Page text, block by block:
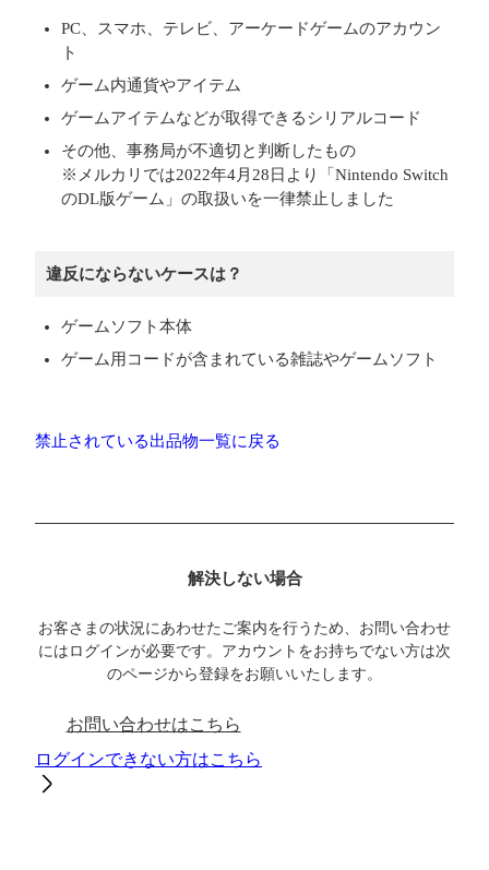
PC、スマホ、テレビ、アーケードゲームのアカウン
ト
ゲーム内通貨やアイテム
ゲームアイテムなどが取得できるシリアルコード
その他、事務局が不適切と判断したもの
※メルカリでは2022年4月28日より「Nintendo Switch
のDL版ゲーム」の取扱いを一律禁止しました
違反にならないケースは？
ゲームソフト本体
ゲーム用コードが含まれている雑誌やゲームソフト
禁止されている出品物一覧に戻る
解決しない場合
お客さまの状況にあわせたご案内を行うため、お問い合わせ
にはログインが必要です。アカウントをお持ちでない方は次
のページから登録をお願いいたします。
お問い合わせはこちら
ログインできない方はこちら